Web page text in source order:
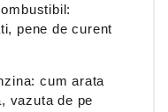
pene de curent
cum arata
vazuta de pe